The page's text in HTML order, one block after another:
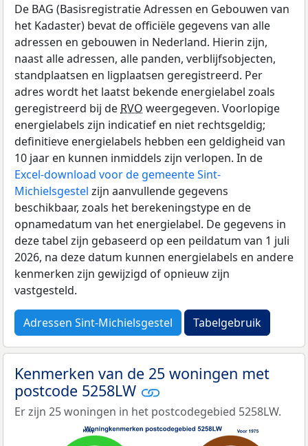
De BAG (Basisregistratie Adressen en Gebouwen van
het Kadaster) bevat de officiële gegevens van alle
adressen en gebouwen in Nederland. Hierin zijn,
naast alle adressen, alle panden, verblijfsobjecten,
standplaatsen en ligplaatsen geregistreerd. Per
adres wordt het laatst bekende energielabel zoals
geregistreerd bij de RVO weergegeven. Voorlopige
energielabels zijn indicatief en niet rechtsgeldig;
definitieve energielabels hebben een geldigheid van
10 jaar en kunnen inmiddels zijn verlopen. In de
Excel-download voor de gemeente Sint-
Michielsgestel zijn aanvullende gegevens
beschikbaar, zoals het berekeningstype en de
opnamedatum van het energielabel. De gegevens in
deze tabel zijn gebaseerd op een peildatum van 1 juli
2026, na deze datum kunnen energielabels en andere
kenmerken zijn gewijzigd of opnieuw zijn
vastgesteld.
Adressen Sint-Michielsgestel Tabelgebruik
Kenmerken van de 25 woningen met
postcode 5258LW
Er zijn 25 woningen in het postcodegebied 5258LW.